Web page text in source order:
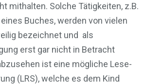
mithalten. Solche Tätigkeiten, z.B.
Buches, werden von vielen
bezeichnet und als
erst gar nicht in Betracht
ist eine mögliche Lese-
(LRS), welche es dem Kind